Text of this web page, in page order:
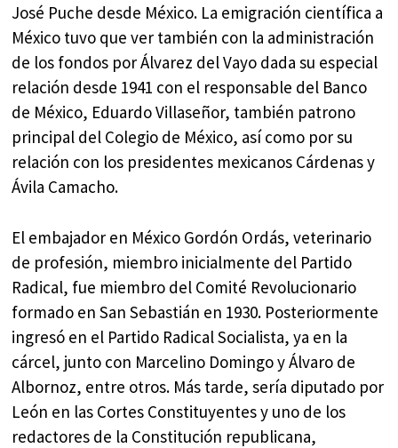
José Puche desde México. La emigración científica a
México tuvo que ver también con la administración
de los fondos por Álvarez del Vayo dada su especial
relación desde 1941 con el responsable del Banco
de México, Eduardo Villaseñor, también patrono
principal del Colegio de México, así como por su
relación con los presidentes mexicanos Cárdenas y
Ávila Camacho.
El embajador en México Gordón Ordás, veterinario
de profesión, miembro inicialmente del Partido
Radical, fue miembro del Comité Revolucionario
formado en San Sebastián en 1930. Posteriormente
ingresó en el Partido Radical Socialista, ya en la
cárcel, junto con Marcelino Domingo y Álvaro de
Albornoz, entre otros. Más tarde, sería diputado por
León en las Cortes Constituyentes y uno de los
redactores de la Constitución republicana,